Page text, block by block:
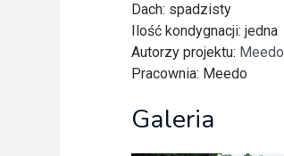
Dach: spadzisty
Ilość kondygnacji: jedna
Autorzy projektu: Meedo
Pracownia: Meedo
Galeria